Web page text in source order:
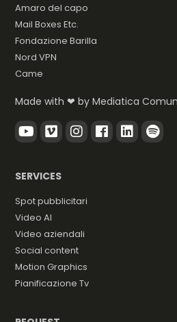
Amaro del capo
Mail Boxes Etc.
Fondazione Barilla
Nord VPN
Came
Made with ❤ byMediatica
SERVICES
Spot pubblicitari
Video AI
Video aziendali
Social content
Motion Graphics
Pianificazione Tv